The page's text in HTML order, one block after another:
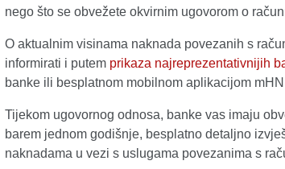
nego što se obvežete okvirnim ugovorom o
O aktualnim visinama naknada povezanih s
informirati i putem prikaza najreprezentativnijih
banke ili besplatnom mobilnom aplikacijom
Tijekom ugovornog odnosa, banke vas imaju
barem jednom godišnje, besplatno detaljno
naknadama u vezi s uslugama povezanima s